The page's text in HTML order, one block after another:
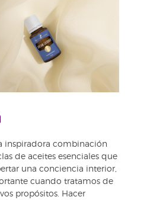
inspiradora combinación
de aceites esenciales que
una conciencia interior,
cuando tratamos de
propósitos. Hacer